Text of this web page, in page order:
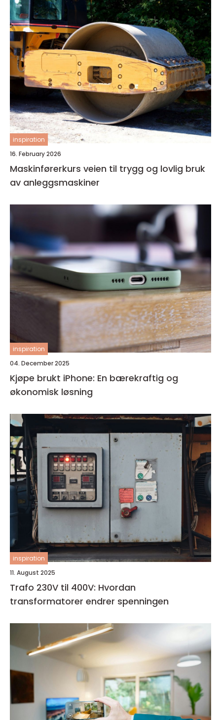
inspiration
16. February 2026
Maskinførerkurs veien til trygg og lovlig bruk
av anleggsmaskiner
inspiration
04. December 2025
Kjøpe brukt iPhone: En bærekraftig og
økonomisk løsning
inspiration
11. August 2025
Trafo 230V til 400V: Hvordan
transformatorer endrer spenningen